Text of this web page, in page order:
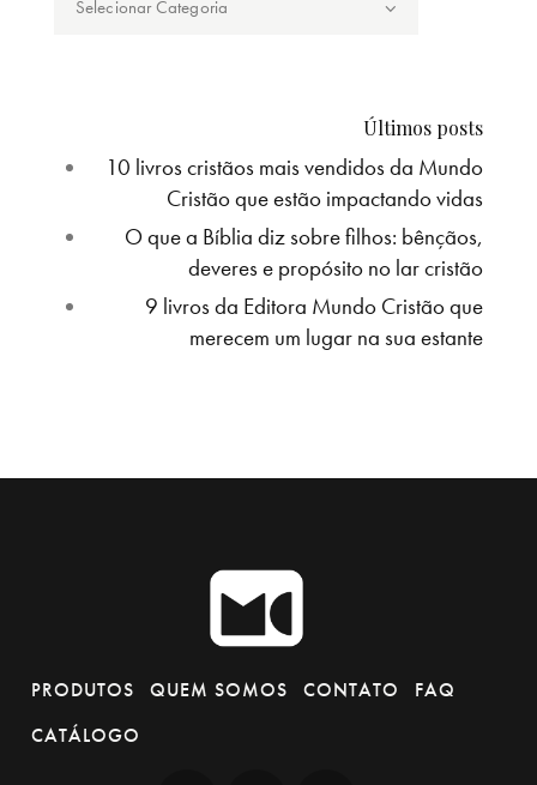
Últimos posts
10 livros cristãos mais vendidos da Mundo
Cristão que estão impactando vidas
O que a Bíblia diz sobre filhos: bênçãos,
deveres e propósito no lar cristão
9 livros da Editora Mundo Cristão que
merecem um lugar na sua estante
PRODUTOS QUEM SOMOS CONTATO
FAQ
CATÁLOGO